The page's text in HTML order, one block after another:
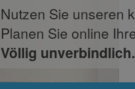
Nutzen Sie unseren
Planen Sie online
Völlig unverbindlich.